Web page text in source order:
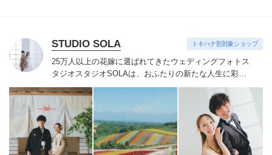
STUDIO SOLA トキハナ割対象ショップ
25万人以上の花嫁に選ばれてきたウェディングフォトス
タジオ スタジオSOLAは、おふたりの新たな人生に彩り
を添える“最高のウェディングフォト”のお手伝いをさせ
ていただきます。
1枚の写真のチカラを信じて